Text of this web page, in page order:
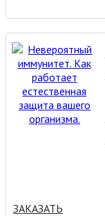
ЗАКАЗАТЬ